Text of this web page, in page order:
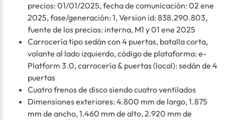
precios: 01/01/2025, fecha de comunicación: 02 ene
2025, fase/generación: 1, Version id: 838.290.803,
fuente de los precios: interna, M1 y 01 ene 2025
Carrocería tipo sedán con 4 puertas, batalla corta,
volante al lado izquierdo, código de plataforma: e-
Platform 3.0, carrocería & puertas (local): sedán de 4
puertas
Cuatro frenos de disco siendo cuatro ventilados
Dimensiones exteriores: 4.800 mm de largo, 1.875
mm de ancho, 1.460 mm de alto, 2.920 mm de